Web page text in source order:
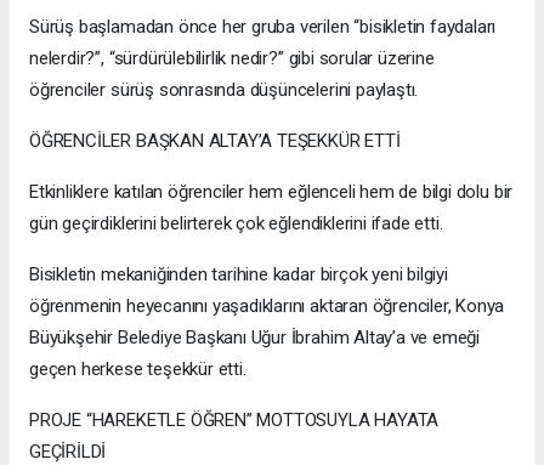
Sürüş başlamadan önce her gruba verilen “bisikletin faydaları
nelerdir?”, “sürdürülebilirlik nedir?” gibi sorular üzerine
öğrenciler sürüş sonrasında düşüncelerini paylaştı.
ÖĞRENCİLER BAŞKAN ALTAY’A TEŞEKKÜR ETTİ
Etkinliklere katılan öğrenciler hem eğlenceli hem de bilgi dolu bir
gün geçirdiklerini belirterek çok eğlendiklerini ifade etti.
Bisikletin mekaniğinden tarihine kadar birçok yeni bilgiyi
öğrenmenin heyecanını yaşadıklarını aktaran öğrenciler, Konya
Büyükşehir Belediye Başkanı Uğur İbrahim Altay’a ve emeği
geçen herkese teşekkür etti.
PROJE “HAREKETLE ÖĞREN” MOTTOSUYLA HAYATA
GEÇİRİLDİ